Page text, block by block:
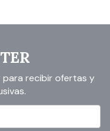
recibir ofertas y